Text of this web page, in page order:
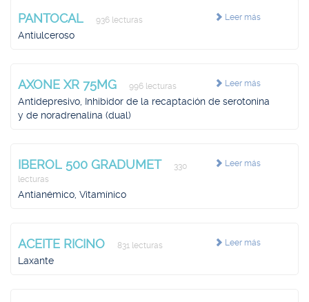
Leer más
PANTOCAL 936 lecturas
Antiulceroso
Leer más
AXONE XR 75MG 996 lecturas
Antidepresivo, Inhibidor de la recaptación de serotonina
y de noradrenalina (dual)
Leer más
IBEROL 500 GRADUMET
330
lecturas
Antianémico, Vitamínico
Leer más
ACEITE RICINO 831 lecturas
Laxante